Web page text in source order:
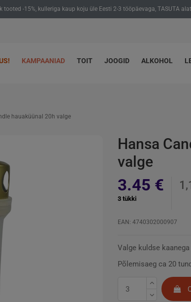
tooted -15%, kulleriga kaup koju üle Eesti 2-3 tööpäevaga, TASUTA
KAMPAANIAD TOIT JOOGID ALKOHOL
hauaküünal 20h valge
Hansa
valge
3.45 €
3 tükki
EAN: 4740302000907
Valge kuldse
Põlemisaeg ca 20